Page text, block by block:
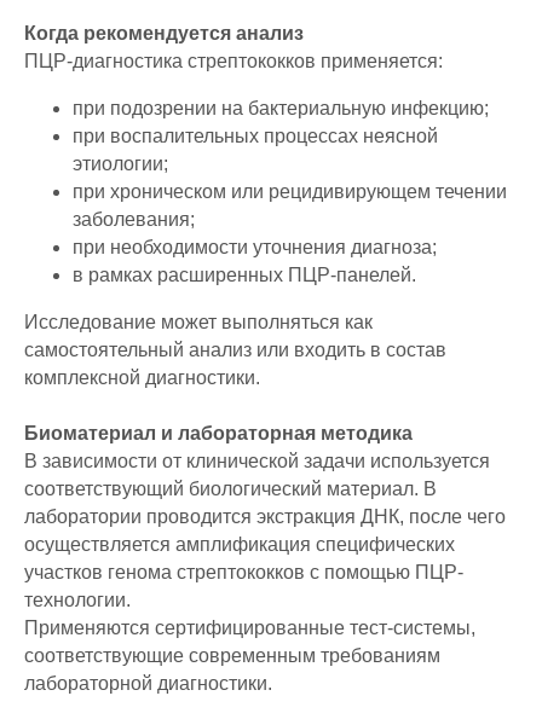
Когда рекомендуется анализ
ПЦР-диагностика стрептококков применяется:
при подозрении на бактериальную инфекцию;
при воспалительных процессах неясной
этиологии;
при хроническом или рецидивирующем течении
заболевания;
при необходимости уточнения диагноза;
в рамках расширенных ПЦР-панелей.
Исследование может выполняться как
самостоятельный анализ или входить в состав
комплексной диагностики.
Биоматериал и лабораторная методика
В зависимости от клинической задачи используется
соответствующий биологический материал. В
лаборатории проводится экстракция ДНК, после чего
осуществляется амплификация специфических
участков генома стрептококков с помощью ПЦР-
технологии.
Применяются сертифицированные тест-системы,
соответствующие современным требованиям
лабораторной диагностики.